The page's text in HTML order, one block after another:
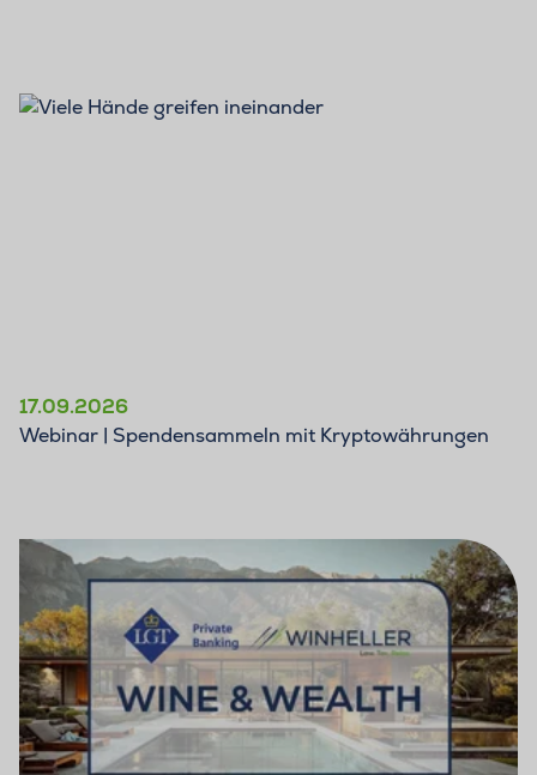
17.09.2026
Webinar | Spendensammeln mit Kryptowährungen